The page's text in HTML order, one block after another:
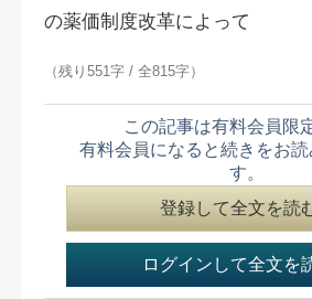
の薬価制度改革によって
（残り551字 / 全815字）
この記事は有料会員限
有料会員になると続きをお読
す。
登録して全文を読
ログインして全文を